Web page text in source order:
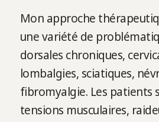
Mon approche
une variété de
dorsales chroniques,
lombalgies, sciatiques,
fibromyalgie. Les patients
tensions musculaires,